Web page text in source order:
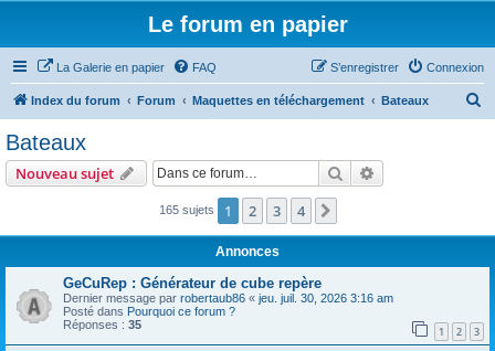
Le forum en papier
La Galerie en papier FAQ Connexion
S’enregistrer
Index du forum Forum Maquettes en téléchargement Bateaux
r
Bateaux
Nouveau sujet Rechercher
165 sujets 1 2 3 4
Annonces
GeCuRep : Générateur de cube repère
Dernier message par robertaub86 « jeu. juil. 30, 2026 3:16 am
Posté dans Pourquoi ce forum ?
Réponses : 35 1 2 3